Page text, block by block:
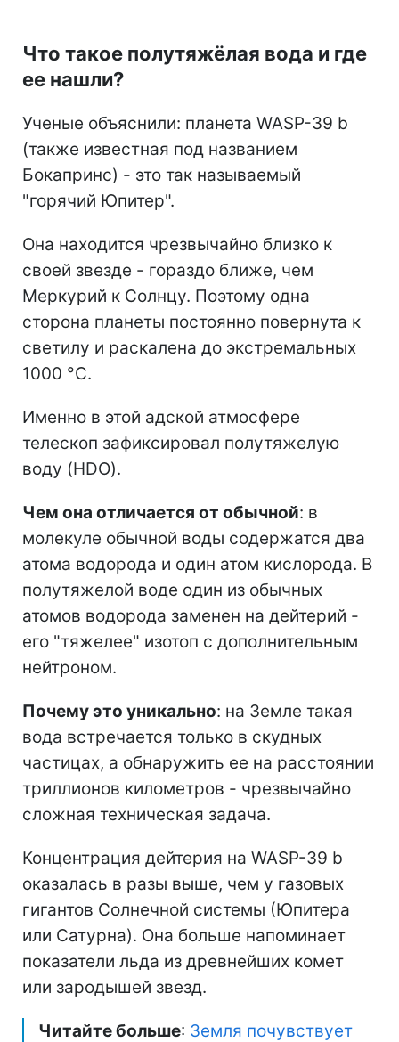
Что такое полутяжёлая вода и где
ее нашли?
Ученые объяснили: планета WASP-39 b
(также известная под названием
Бокапринс) - это так называемый
"горячий Юпитер".
Она находится чрезвычайно близко к
своей звезде - гораздо ближе, чем
Меркурий к Солнцу. Поэтому одна
сторона планеты постоянно повернута к
светилу и раскалена до экстремальных
1000 °C.
Именно в этой адской атмосфере
телескоп зафиксировал полутяжелую
воду (HDO).
Чем она отличается от обычной: в
молекуле обычной воды содержатся два
атома водорода и один атом кислорода. В
полутяжелой воде один из обычных
атомов водорода заменен на дейтерий -
его "тяжелее" изотоп с дополнительным
нейтроном.
Почему это уникально: на Земле такая
вода встречается только в скудных
частицах, а обнаружить ее на расстоянии
триллионов километров - чрезвычайно
сложная техническая задача.
Концентрация дейтерия на WASP-39 b
оказалась в разы выше, чем у газовых
гигантов Солнечной системы (Юпитера
или Сатурна). Она больше напоминает
показатели льда из древнейших комет
или зародышей звезд.
Читайте больше: Земля почувствует